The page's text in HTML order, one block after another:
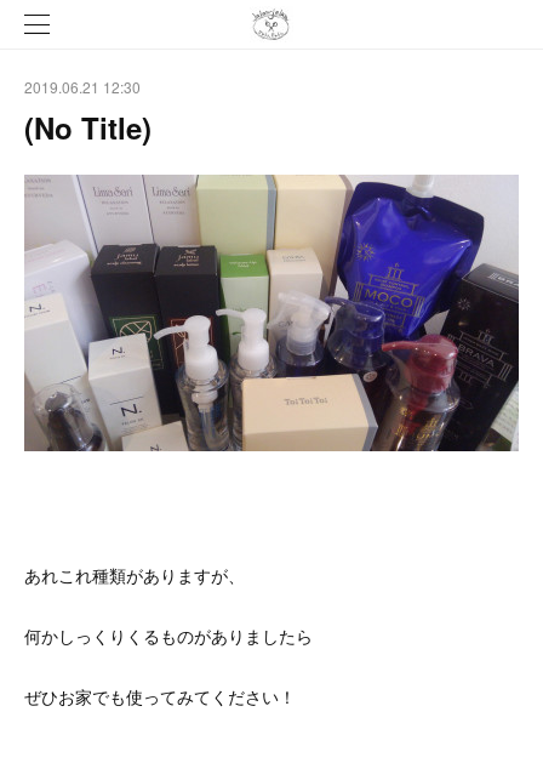
2019.06.21 12:30
(No Title)
あれこれ種類がありますが、
何かしっくりくるものがありましたら
ぜひお家でも使ってみてください！